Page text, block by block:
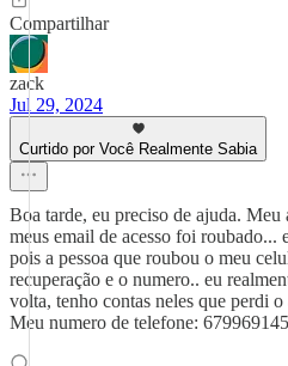
Compartilhar
zack
Jul 29, 2024
Curtido por Você Realmente Sabia
Boa tarde, eu preciso de ajuda.
meus email de acesso foi roubado...
pois a pessoa que roubou o meu
recuperação e o numero.. eu
volta, tenho contas neles que perdi
Meu numero de telefone: